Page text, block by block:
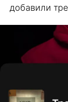
добавили